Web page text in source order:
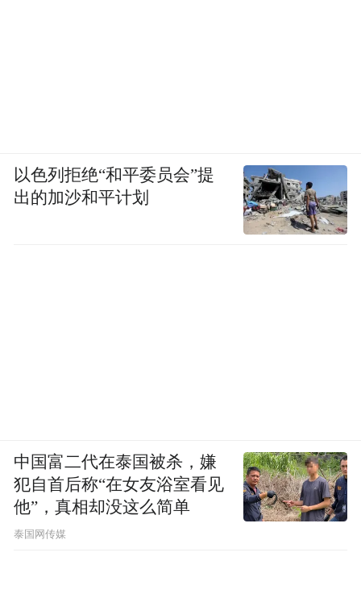
以色列拒绝“和平委员会”提
出的加沙和平计划
中国富二代在泰国被杀，嫌
犯自首后称“在女友浴室看见
他”，真相却没这么简单
泰国网传媒